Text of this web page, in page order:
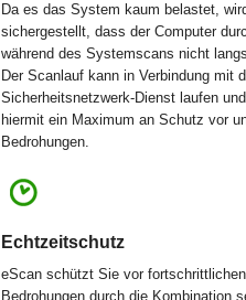
Da es das System kaum belastet,
sichergestellt, dass der Computer
während des Systemscans nicht
Der Scanlauf kann in Verbindung mit
Sicherheitsnetzwerk-Dienst laufen
hiermit ein Maximum an Schutz vor
Bedrohungen.
Echtzeitschutz
eScan schützt Sie vor
Bedrohungen durch die Kombination